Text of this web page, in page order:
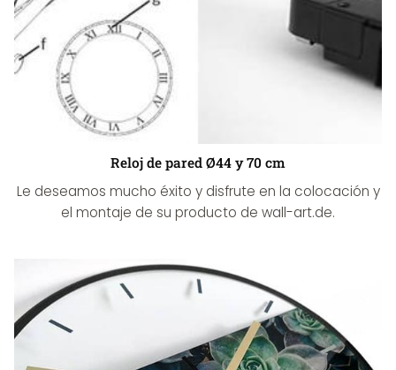
Reloj de pared Ø44 y 70 cm
Le deseamos mucho éxito y disfrute en la colocación y
el montaje de su producto de wall-art.de.